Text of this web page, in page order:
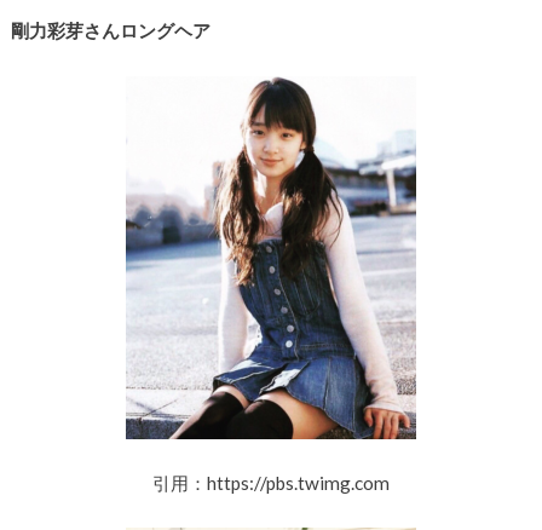
剛力彩芽さんロングヘア
引用：https://pbs.twimg.com